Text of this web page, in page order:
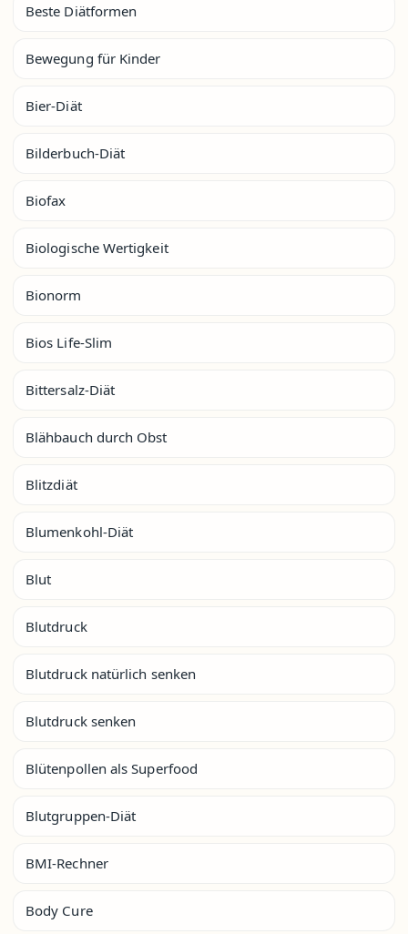
Beste Diätformen
Bewegung für Kinder
Bier-Diät
Bilderbuch-Diät
Biofax
Biologische Wertigkeit
Bionorm
Bios Life-Slim
Bittersalz-Diät
Blähbauch durch Obst
Blitzdiät
Blumenkohl-Diät
Blut
Blutdruck
Blutdruck natürlich senken
Blutdruck senken
Blütenpollen als Superfood
Blutgruppen-Diät
BMI-Rechner
Body Cure